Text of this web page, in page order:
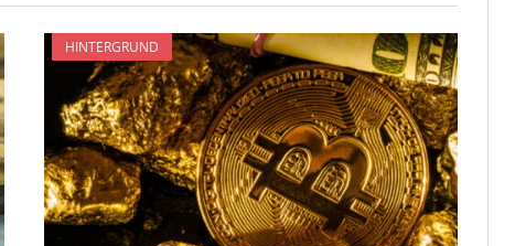
HINTERGRUND